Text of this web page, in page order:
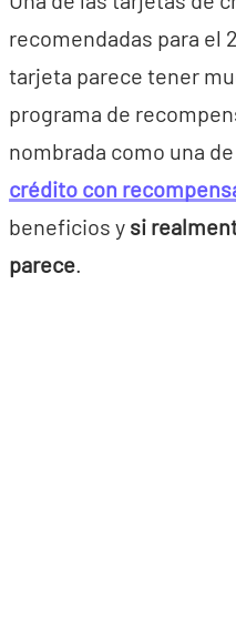
recomendadas para el
tarjeta parece tener
programa de
nombrada como una
crédito con
beneficios y si
parece.